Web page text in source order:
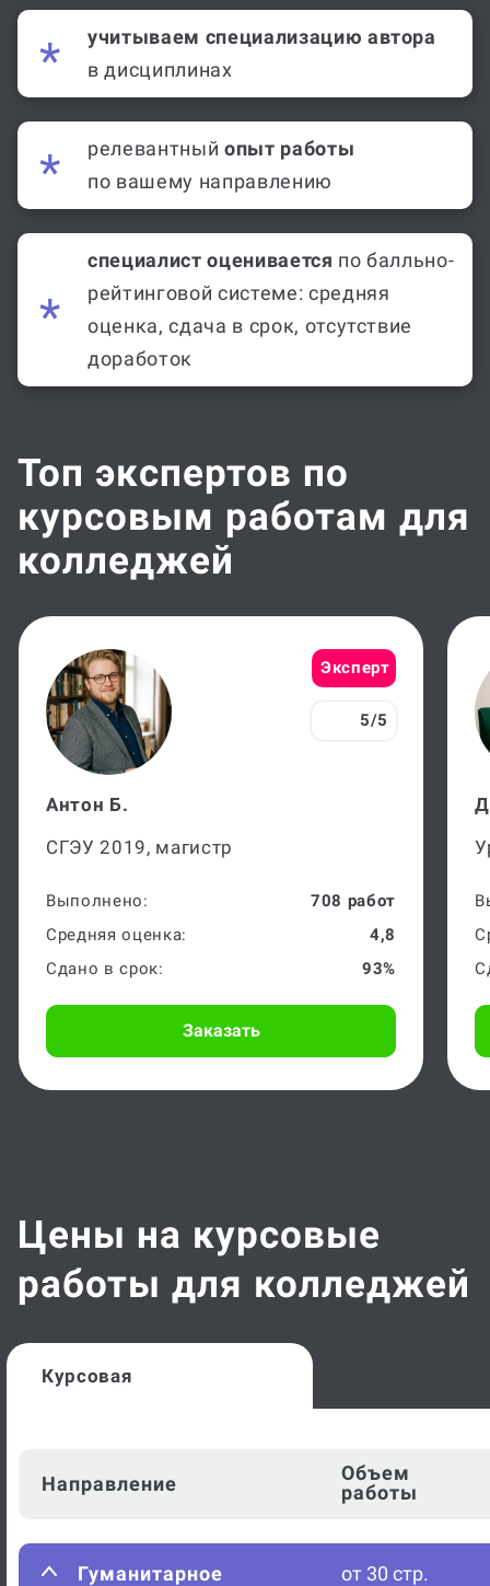
учитываем специализацию автора
в дисциплинах
релевантный опыт работы
по вашему направлению
специалист оценивается по балльно-
рейтинговой системе: средняя
оценка, сдача в срок, отсутствие
доработок
Топ экспертов по
курсовым работам для
колледжей
Эксперт
5/5
Антон Б.
СГЭУ 2019, магистр
Выполнено:
708 работ
Средняя оценка:
4,8
Сдано в срок:
93%
Заказать
Цены на курсовые
работы для колледжей
Курсовая
Направление
Объем
работы
Гуманитарное от 30 стр.